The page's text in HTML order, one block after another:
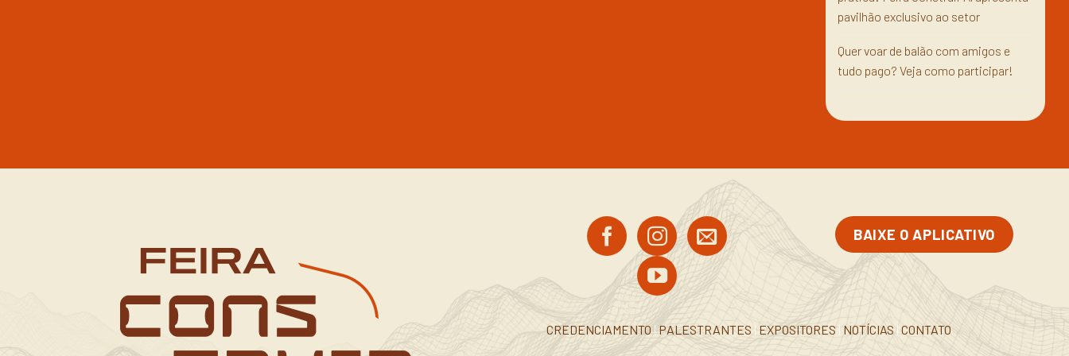
pavilhão exclusivo ao setor
Quer voar de balão com amigos e
tudo pago? Veja como participar!
BAIXE O APLICATIVO
CREDENCIAMENTO | PALESTRANTES | EXPOSITORES | NOTÍCIAS | CONTATO